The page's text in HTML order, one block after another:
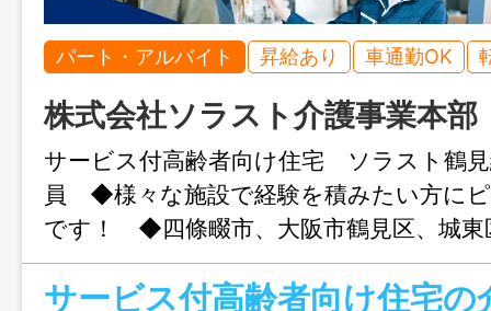
パート・アルバイト 昇給あり 車通勤OK
株式会社ソラスト介護事業本部
サービス付高齢者向け住宅 ソラスト鶴
員 ◆様々な施設で経験を積みたい方に
です！ ◆四條畷市、大阪市鶴見区、城東
能範囲のデイサービス、ショートステイ
ムなどいずれか兼務！ 入浴、食事、排